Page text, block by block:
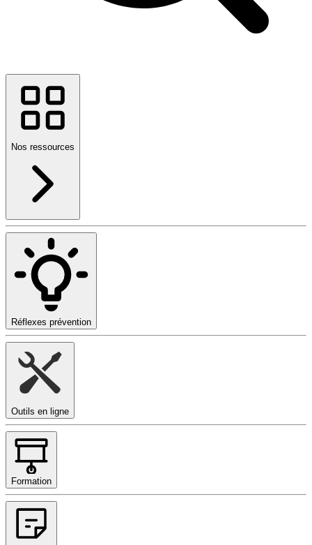
Nos ressources
Réflexes prévention
Outils en ligne
Formation